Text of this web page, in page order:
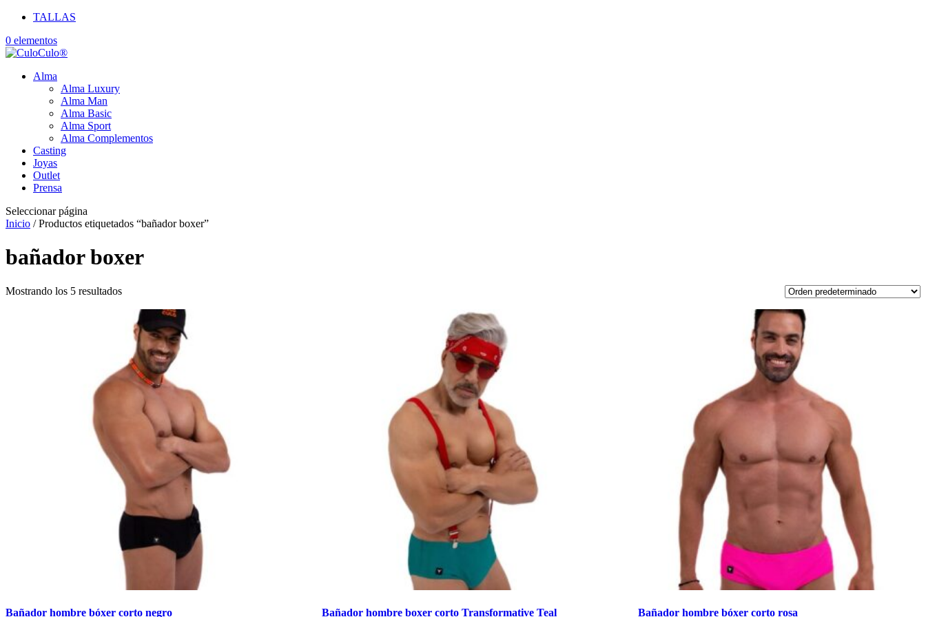
TALLAS
0 elementos
Alma
Alma Luxury
Alma Man
Alma Basic
Alma Sport
Alma Complementos
Casting
Joyas
Outlet
Prensa
Seleccionar página
Inicio / Productos etiquetados “bañador boxer”
bañador boxer
Mostrando los 5 resultados
Bañador hombre bóxer corto negro Bañador hombre boxer corto Transformative Teal Bañador hombre bóxer corto rosa